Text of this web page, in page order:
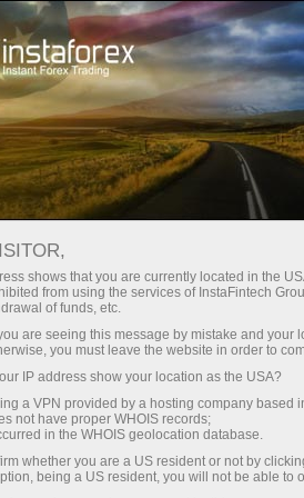
فتح الحساب الفوري
للشركاء
shows that you are currently located in the
from using the services of InstaFintech
of funds, etc.
are seeing this message by mistake and your
you must leave the website in order to
IP address show your location as the USA?
a VPN provided by a hosting company based
not have proper WHOIS records;
in the WHOIS geolocation database.
whether you are a US resident or not by
being a US resident, you will not be able to